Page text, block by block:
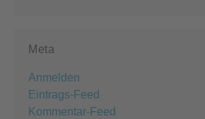
Meta
Anmelden
Eintrags-Feed
Kommentar-Feed